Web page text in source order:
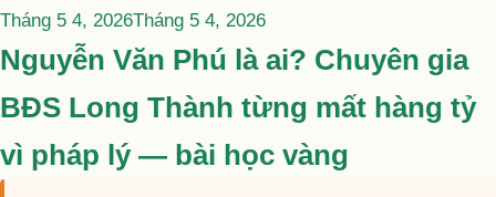
Đăng
trong
Tháng 5 4, 2026Tháng 5 4, 2026
Nguyễn Văn Phú là ai? Chuyên gia
BĐS Long Thành từng mất hàng tỷ
vì pháp lý — bài học vàng